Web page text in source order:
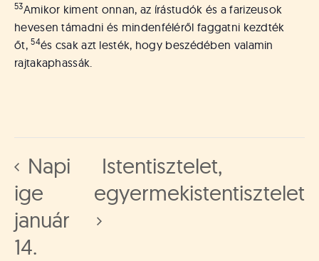
53Amikor kiment onnan, az írástudók és a farizeusok
hevesen támadni és mindenféléről faggatni kezdték
őt,54és csak azt lesték, hogy beszédében valamin
rajtakaphassák.
Napi
ige
január
14.
Istentisztelet,
egyermekistentisztelet